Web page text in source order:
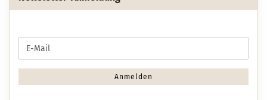
ZUR
E-
Mail
Anmelden